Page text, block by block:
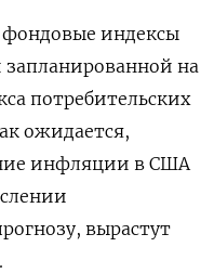
индексы
на
потребительских
ожидается,
инфляции в США
вырастут